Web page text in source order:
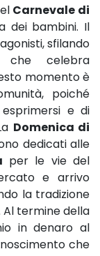
Carnevale di
dei bambini. Il
sfilando
celebra
momento è
poiché
e di
Domenica di
dedicati alle
per le vie del
e arrivo
la tradizione
Al termine della
in denaro al
che